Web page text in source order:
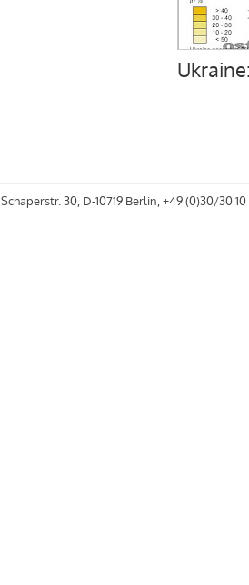
, Schaperstr. 30, D-10719 Berlin, +49 (0)30/30